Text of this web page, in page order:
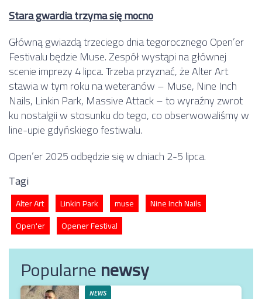
Stara gwardia trzyma się mocno
Główną gwiazdą trzeciego dnia tegorocznego Open’er
Festivalu będzie Muse. Zespół wystąpi na głównej
scenie imprezy 4 lipca. Trzeba przyznać, że Alter Art
stawia w tym roku na weteranów – Muse, Nine Inch
Nails, Linkin Park, Massive Attack – to wyraźny zwrot
ku nostalgii w stosunku do tego, co obserwowaliśmy w
line-upie gdyńskiego festiwalu.
Open’er 2025 odbędzie się w dniach 2-5 lipca.
Tagi
Alter Art Linkin Park muse
Nine Inch Nails
Open'er
Opener Festival
Popularnenewsy
NEWS